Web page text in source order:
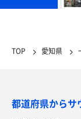
TOP 愛知県
都道府県からサ